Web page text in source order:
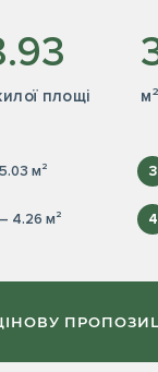
площі
м²
4.26 м²
3
4